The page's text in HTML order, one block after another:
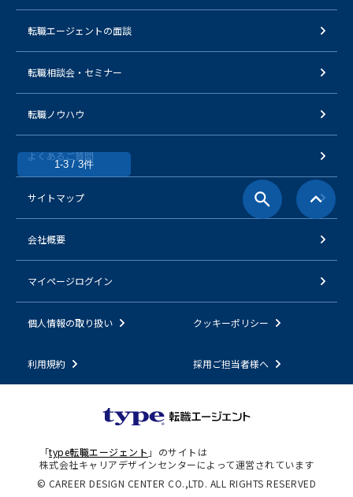
1-3 / 3件
転職エージェントの面談
転職相談会・セミナー
転職ノウハウ
よくあるご質問
サイトマップ
会社概要
マイページログイン
個人情報の取り扱い クッキーポリシー
利用規約 採用ご担当者様へ
「type転職エージェント 」のサイトは
株式会社キャリアデザインセンターによって運営されています
© CAREER DESIGN CENTER CO.,LTD. ALL RIGHTS RESERVED